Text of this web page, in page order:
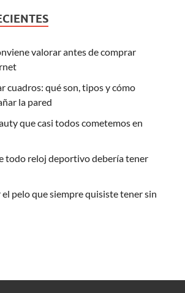
valorar antes de comprar
cuadros: qué son, tipos y cómo
la pared
que casi todos cometemos en
todo reloj deportivo debería tener
pelo que siempre quisiste tener sin